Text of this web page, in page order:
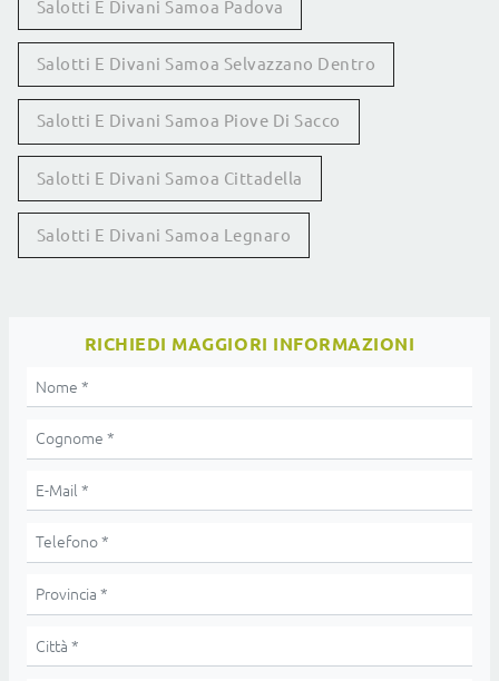
Salotti E Divani Samoa Padova
Salotti E Divani Samoa Selvazzano Dentro
Salotti E Divani Samoa Piove Di Sacco
Salotti E Divani Samoa Cittadella
Salotti E Divani Samoa Legnaro
RICHIEDI MAGGIORI INFORMAZIONI